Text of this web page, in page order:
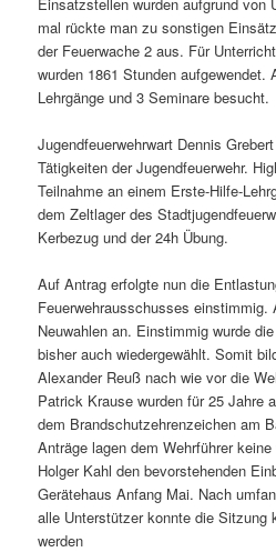
mal rückte man zu sonstigen
der Feuerwache 2 aus. Für
wurden 1861 Stunden aufgewendet.
Lehrgänge und 3 Seminare besucht.
Jugendfeuerwehrwart Dennis
Tätigkeiten der Jugendfeuerwehr.
Teilnahme an einem Erste-Hilfe-
dem Zeltlager des
Kerbezug und der 24h Übung.
Auf Antrag erfolgte nun die
Feuerwehrausschusses einstimmig.
Neuwahlen an. Einstimmig wurde
bisher auch wiedergewählt. Somit
Alexander Reuß nach wie vor die
Patrick Krause wurden für 25 Jahre
dem Brandschutzehrenzeichen am
Anträge lagen dem Wehrführer
Holger Kahl den bevorstehenden
Gerätehaus Anfang Mai. Nach
alle Unterstützer konnte die Sitzung
werden